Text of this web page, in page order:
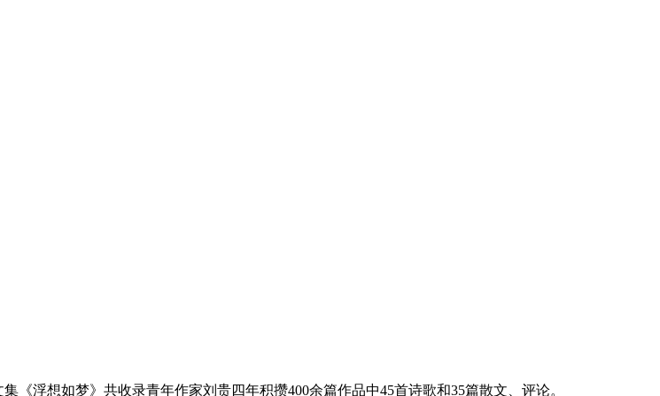
《浮想如梦》共收录青年作家刘贵四年积攒400余篇作品中45首诗歌和35篇散文、评论。